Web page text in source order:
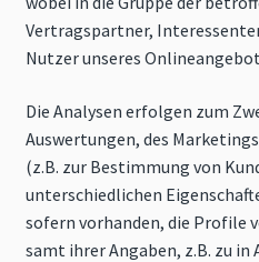
Vertragspartner,
Nutzer unseres
Die Analysen erfolgen zum
Auswertungen, des
(z.B. zur Bestimmung von
unterschiedlichen
sofern vorhanden, die Profile
samt ihrer Angaben, z.B. zu